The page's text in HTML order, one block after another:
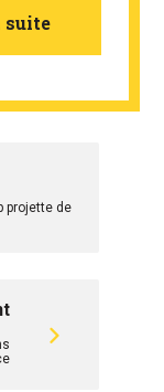
suite
projette de